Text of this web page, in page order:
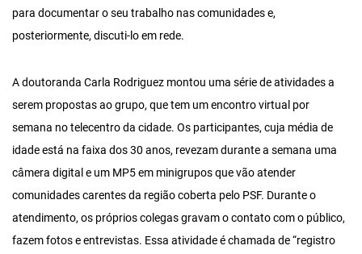
para documentar o seu trabalho nas comunidades e,
posteriormente, discuti-lo em rede.
A doutoranda Carla Rodriguez montou uma série de atividades a
serem propostas ao grupo, que tem um encontro virtual por
semana no telecentro da cidade. Os participantes, cuja média de
idade está na faixa dos 30 anos, revezam durante a semana uma
câmera digital e um MP5 em minigrupos que vão atender
comunidades carentes da região coberta pelo PSF. Durante o
atendimento, os próprios colegas gravam o contato com o público,
fazem fotos e entrevistas. Essa atividade é chamada de “registro